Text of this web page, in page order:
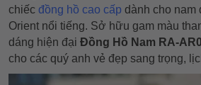
chiếc đồng hồ cao cấp dành cho nam
Orient nổi tiếng. Sở hữu gam màu
dáng hiện đại Đồng Hồ Nam RA-
cho các quý anh vẻ đẹp sang trọng,